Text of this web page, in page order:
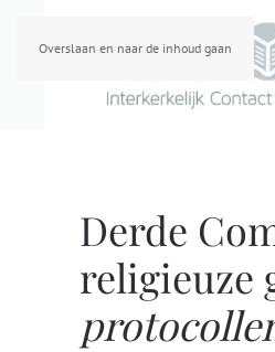
Overslaan en naar de inhoud gaan
Derde
religieuze